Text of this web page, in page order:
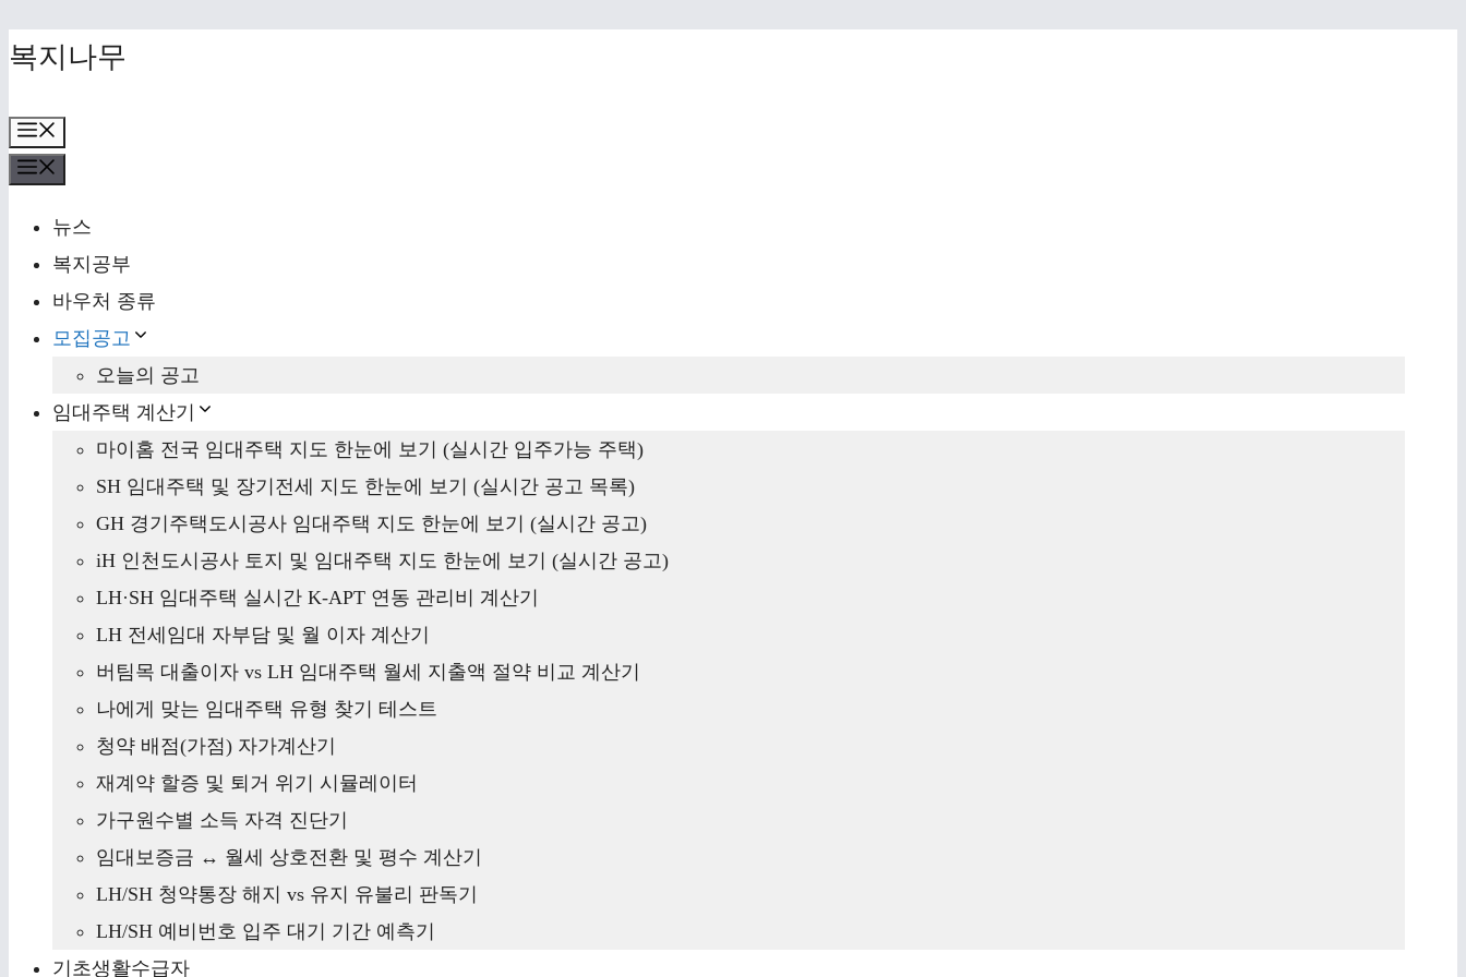
Skip
content
복지나무
뉴스
복지공부
바우처 종류
모집공고
오늘의 공고
임대주택 계산기
마이홈 전국 임대주택 지도 한눈에 보기 (실시간 입주가능 주택)
SH 임대주택 및 장기전세 지도 한눈에 보기 (실시간 공고 목록)
GH 경기주택도시공사 임대주택 지도 한눈에 보기 (실시간 공고)
iH 인천도시공사 토지 및 임대주택 지도 한눈에 보기 (실시간 공고)
LH·SH 임대주택 실시간 K-APT 연동 관리비 계산기
LH 전세임대 자부담 및 월 이자 계산기
버팀목 대출이자 vs LH 임대주택 월세 지출액 절약 비교 계산기
나에게 맞는 임대주택 유형 찾기 테스트
청약 배점(가점) 자가계산기
재계약 할증 및 퇴거 위기 시뮬레이터
가구원수별 소득 자격 진단기
임대보증금 ↔ 월세 상호전환 및 평수 계산기
LH/SH 청약통장 해지 vs 유지 유불리 판독기
LH/SH 예비번호 입주 대기 기간 예측기
기초생활수급자